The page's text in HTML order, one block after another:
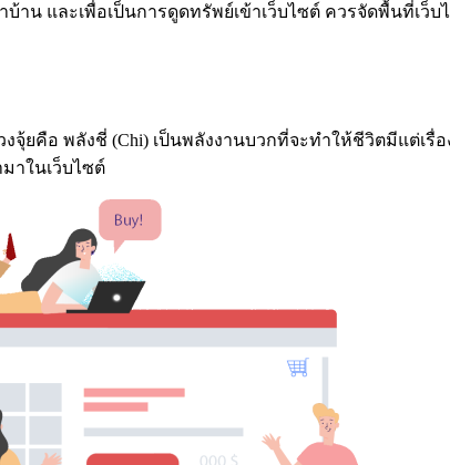
บ้าน และเพื่อเป็นการดูดทรัพย์เข้าเว็บไซต์ ควรจัดพื้นที่เ
ยคือ พลังชี่ (Chi) เป็นพลังงานบวกที่จะทำให้ชีวิตมีแต่เรื่
าในเว็บไซต์